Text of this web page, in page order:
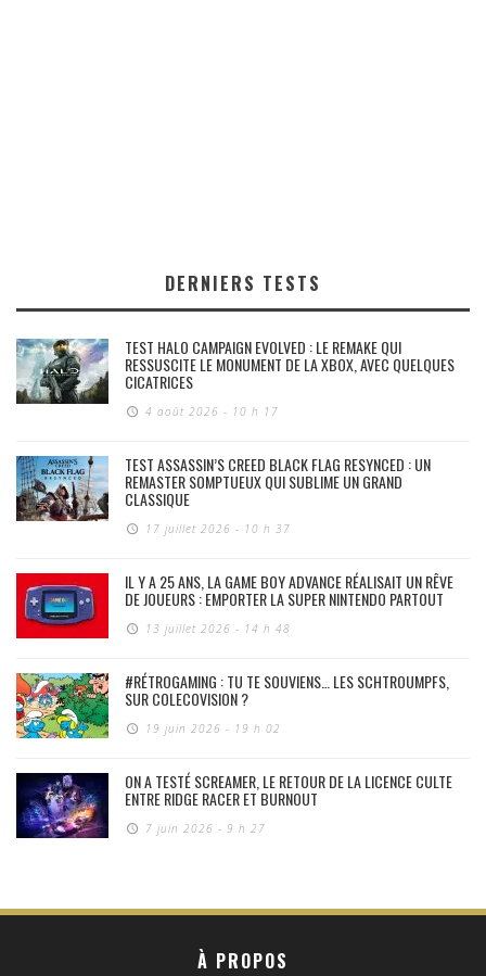
DERNIERS TESTS
TEST HALO CAMPAIGN EVOLVED : LE REMAKE QUI
RESSUSCITE LE MONUMENT DE LA XBOX, AVEC QUELQUES
CICATRICES
4 août 2026 - 10 h 17
TEST ASSASSIN’S CREED BLACK FLAG RESYNCED : UN
REMASTER SOMPTUEUX QUI SUBLIME UN GRAND
CLASSIQUE
17 juillet 2026 - 10 h 37
IL Y A 25 ANS, LA GAME BOY ADVANCE RÉALISAIT UN RÊVE
DE JOUEURS : EMPORTER LA SUPER NINTENDO PARTOUT
13 juillet 2026 - 14 h 48
#RÉTROGAMING : TU TE SOUVIENS… LES SCHTROUMPFS,
SUR COLECOVISION ?
19 juin 2026 - 19 h 02
ON A TESTÉ SCREAMER, LE RETOUR DE LA LICENCE CULTE
ENTRE RIDGE RACER ET BURNOUT
7 juin 2026 - 9 h 27
À PROPOS